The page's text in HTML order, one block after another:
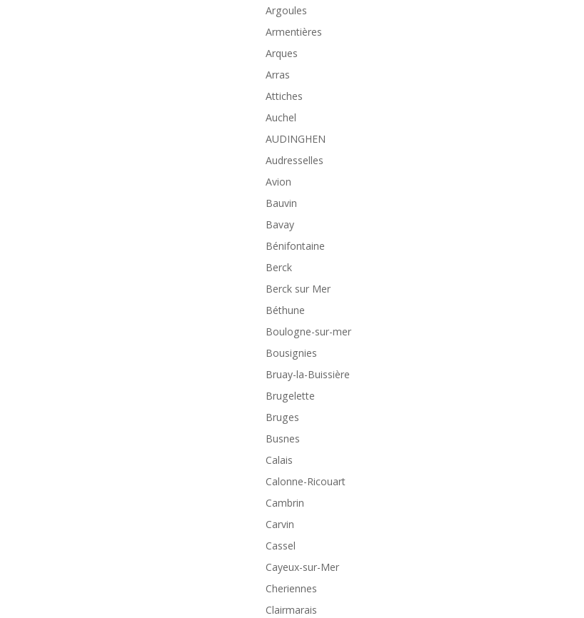
Argoules
Armentières
Arques
Arras
Attiches
Auchel
AUDINGHEN
Audresselles
Avion
Bauvin
Bavay
Bénifontaine
Berck
Berck sur Mer
Béthune
Boulogne-sur-mer
Bousignies
Bruay-la-Buissière
Brugelette
Bruges
Busnes
Calais
Calonne-Ricouart
Cambrin
Carvin
Cassel
Cayeux-sur-Mer
Cheriennes
Clairmarais